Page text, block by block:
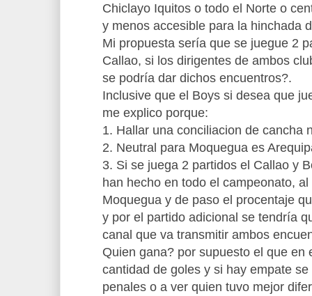
Chiclayo Iquitos o todo el Norte o
y menos accesible para la hinchada
Mi propuesta sería que se juegue 2
Callao, si los dirigentes de ambos
se podría dar dichos encuentros?.
Inclusive que el Boys si desea que
me explico porque:
1. Hallar una conciliacion de cancha
2. Neutral para Moquegua es
3. Si se juega 2 partidos el Callao y
han hecho en todo el campeonato,
Moquegua y de paso el procentaje
y por el partido adicional se tendría
canal que va transmitir ambos
Quien gana? por supuesto el que en
cantidad de goles y si hay empate
penales o a ver quien tuvo mejor